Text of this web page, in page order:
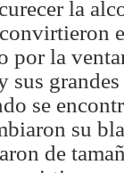
la
por la
se
su
de